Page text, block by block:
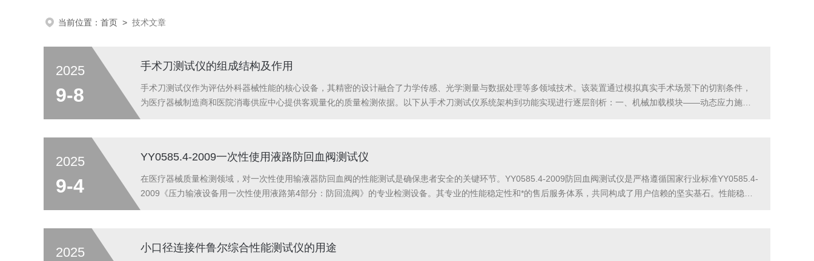
当前位置： 首页 > 技术文章
2025
9-8
手术刀测试仪的组成结构及作用
手术刀测试仪作为评估外科器械性能的核心设备，其精密的设计融合了力学传感、光学测量与数据处理等多领域技术。该装置通过模拟真实手术场景下的切割条件，
为医疗器械制造商和医院消毒供应中心提供客观量化的质量检测依据。以下从手术刀测试仪系统架构到功能实现进行逐层剖析：一、机械加载模块——动态应力施加
2025
9-4
YY0585.4-2009一次性使用液路防回血阀测试仪
在医疗器械质量检测领域，对一次性使用输液器防回血阀的性能测试是确保患者安全的关键环节。YY0585.4-2009防回血阀测试仪是严格遵循国家行业标准YY0585.4-
2009《压力输液设备用一次性使用液路第4部分：防回流阀》的专业检测设备。其专业的性能稳定性和*的售后服务体系，共同构成了用户信赖的坚实基石。性能稳
2025 小口径连接件鲁尔综合性能测试仪的用途